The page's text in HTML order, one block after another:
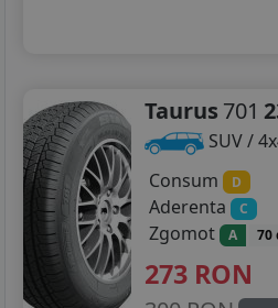
Taurus 701
SUV /
Consum
D
Aderenta C
Zgomot A 70
273 RON